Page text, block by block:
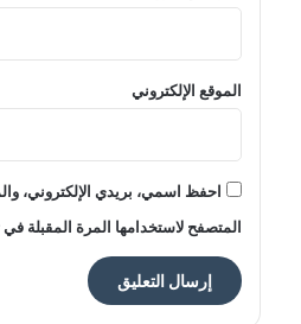
الموقع الإلكتروني
احفظ اسمي، بريدي الإلكتروني،
المتصفح لاستخدامها المرة المقبلة في